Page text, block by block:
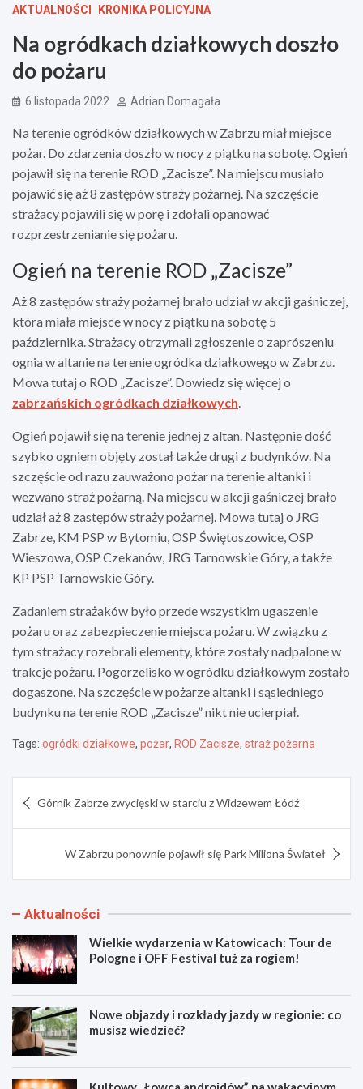
AKTUALNOŚCI KRONIKA POLICYJNA
Na ogródkach działkowych doszło
do pożaru
6 listopada 2022 Adrian Domagała
Na terenie ogródków działkowych w Zabrzu miał miejsce
pożar. Do zdarzenia doszło w nocy z piątku na sobotę. Ogień
pojawił się na terenie ROD „Zacisze”. Na miejscu musiało
pojawić się aż 8 zastępów straży pożarnej. Na szczęście
strażacy pojawili się w porę i zdołali opanować
rozprzestrzenianie się pożaru.
Ogień na terenie ROD „Zacisze”
Aż 8 zastępów straży pożarnej brało udział w akcji gaśniczej,
która miała miejsce w nocy z piątku na sobotę 5
października. Strażacy otrzymali zgłoszenie o zaprószeniu
ognia w altanie na terenie ogródka działkowego w Zabrzu.
Mowa tutaj o ROD „Zacisze”. Dowiedz się więcej o
zabrzańskich ogródkach działkowych.
Ogień pojawił się na terenie jednej z altan. Następnie dość
szybko ogniem objęty został także drugi z budynków. Na
szczęście od razu zauważono pożar na terenie altanki i
wezwano straż pożarną. Na miejscu w akcji gaśniczej brało
udział aż 8 zastępów straży pożarnej. Mowa tutaj o JRG
Zabrze, KM PSP w Bytomiu, OSP Świętoszowice, OSP
Wieszowa, OSP Czekanów, JRG Tarnowskie Góry, a także
KP PSP Tarnowskie Góry.
Zadaniem strażaków było przede wszystkim ugaszenie
pożaru oraz zabezpieczenie miejsca pożaru. W związku z
tym strażacy rozebrali elementy, które zostały nadpalone w
trakcje pożaru. Pogorzelisko w ogródku działkowym zostało
dogaszone. Na szczęście w pożarze altanki i sąsiedniego
budynku na terenie ROD „Zacisze” nikt nie ucierpiał.
Tags: ogródki działkowe, pożar, ROD Zacisze, straż pożarna
wpisu
Górnik Zabrze zwycięski w starciu z Widzewem Łódź
W Zabrzu ponownie pojawił się Park Miliona Świateł
Aktualności
Wielkie wydarzenia w Katowicach: Tour de
Pologne i OFF Festival tuż za rogiem!
Nowe objazdy i rozkłady jazdy w regionie: co
musisz wiedzieć?